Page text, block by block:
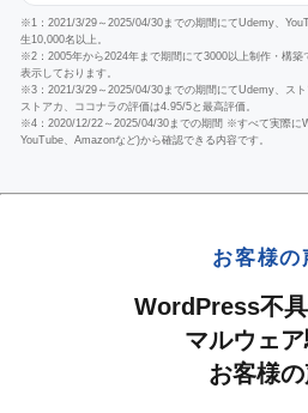
※1：2021/3/29～2025/04/30までの期間にてUdemy、
生10,000名以上。
※2：2005年から2024年まで期間にて3000以上制作・構築
表示しております。
※3：2021/3/29～2025/04/30までの期間にてUdemy、スト
ストアカ、ココナラの評価は4.95/5と最高評価。
※4：2020/12/22～2025/04/30までの期間 ※すべて実際に
YouTube、Amazonなど)から確認できる内容です。
お客様の
WordPress不具
マルウェ
お客様